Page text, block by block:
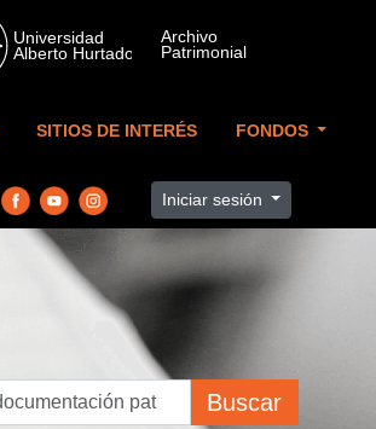
SITIOS DE INTERÉS FONDOS
Iniciar sesión
Buscar